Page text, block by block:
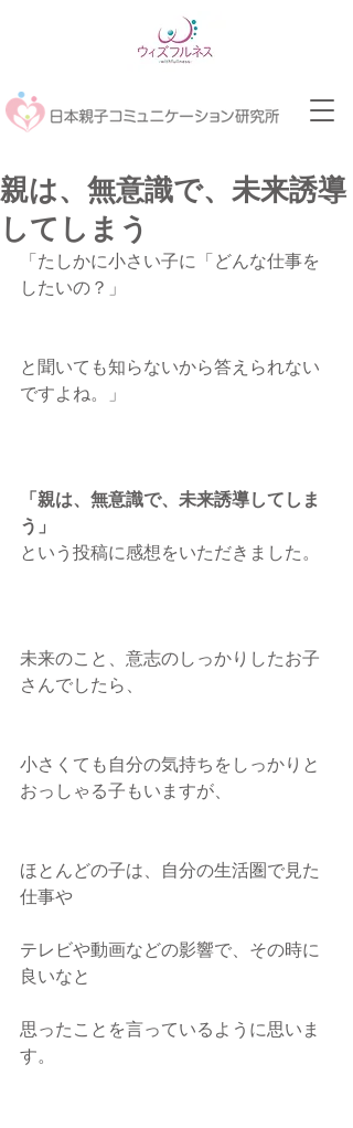
親は、無意識で、未来誘導
してしまう
「たしかに小さい子に「どんな仕事を
したいの？」
と聞いても知らないから答えられない
ですよね。」
「親は、無意識で、未来誘導してしま
う」
という投稿に感想をいただきました。
未来のこと、意志のしっかりしたお子
さんでしたら、
小さくても自分の気持ちをしっかりと
おっしゃる子もいますが、
ほとんどの子は、自分の生活圏で見た
仕事や
テレビや動画などの影響で、その時に
良いなと
思ったことを言っているように思いま
す。